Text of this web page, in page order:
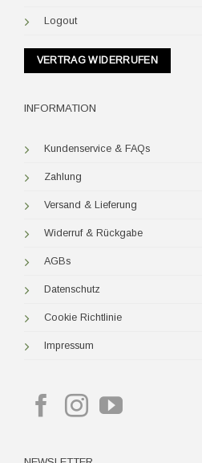
Logout
VERTRAG WIDERRUFEN
INFORMATION
Kundenservice & FAQs
Zahlung
Versand & Lieferung
Widerruf & Rückgabe
AGBs
Datenschutz
Cookie Richtlinie
Impressum